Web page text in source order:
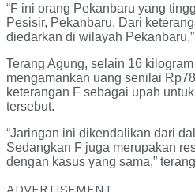
“F ini orang Pekanbaru yang
Pesisir, Pekanbaru. Dari
diedarkan di wilayah
Terang Agung, selain 16
mengamankan uang senilai
keterangan F sebagai upah
tersebut.
“Jaringan ini dikendalikan dari
Sedangkan F juga merupakan
dengan kasus yang sama,”